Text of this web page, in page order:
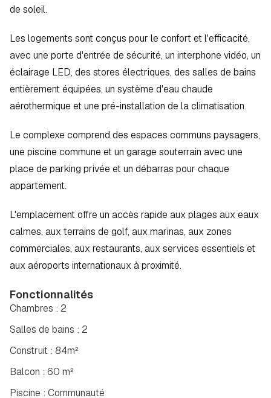
de soleil.
Les logements sont conçus pour le confort et l'efficacité,
avec une porte d'entrée de sécurité, un interphone vidéo, un
éclairage LED, des stores électriques, des salles de bains
entièrement équipées, un système d'eau chaude
aérothermique et une pré-installation de la climatisation.
Le complexe comprend des espaces communs paysagers,
une piscine commune et un garage souterrain avec une
place de parking privée et un débarras pour chaque
appartement.
L'emplacement offre un accès rapide aux plages aux eaux
calmes, aux terrains de golf, aux marinas, aux zones
commerciales, aux restaurants, aux services essentiels et
aux aéroports internationaux à proximité.
Fonctionnalités
Salles de bains : 2
Construit : 84m²
Chambres : 2
Balcon : 60 m²
Piscine : Communauté